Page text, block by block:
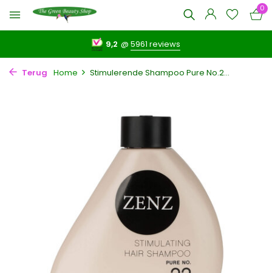
0
9,2 @5961 reviews
Terug Home Stimulerende Shampoo Pure No.2...